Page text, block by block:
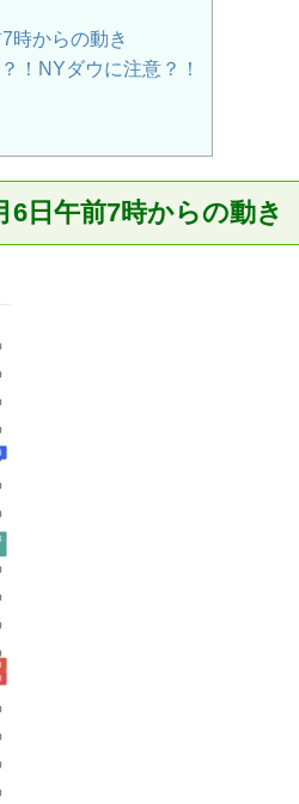
時からの動き
！NYダウに注意？！
日午前7時からの動き